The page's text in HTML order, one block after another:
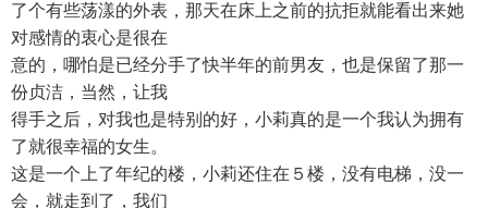
了个有些荡漾的外表，那天在床上之前的抗拒就能看出来她
对感情的衷心是很在
意的，哪怕是已经分手了快半年的前男友，也是保留了那一
份贞洁，当然，让我
得手之后，对我也是特别的好，小莉真的是一个我认为拥有
了就很幸福的女生。
这是一个上了年纪的楼，小莉还住在５楼，没有电梯，没一
会，就走到了，我们